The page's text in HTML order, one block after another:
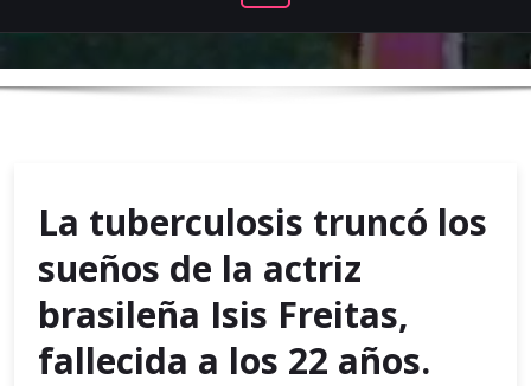
La tuberculosis truncó los
sueños de la actriz
brasileña Isis Freitas,
fallecida a los 22 años.